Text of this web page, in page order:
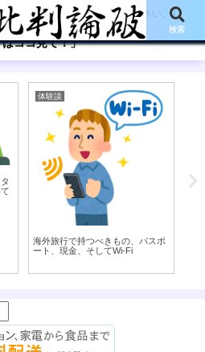
ココ見て!」ボタンをご覧ください。】
ココ見て！」
体験談
海外旅行で持つべきもの、パスポ
ート、現金、そしてWi-Fi
視
検索